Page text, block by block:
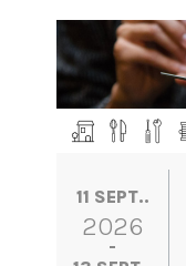
11 SEPT..
2026